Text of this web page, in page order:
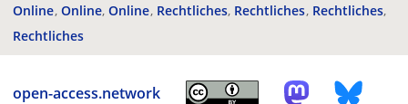
Online Online Online Rechtliches Rechtliches Rechtliches
Rechtliches
open-access.network